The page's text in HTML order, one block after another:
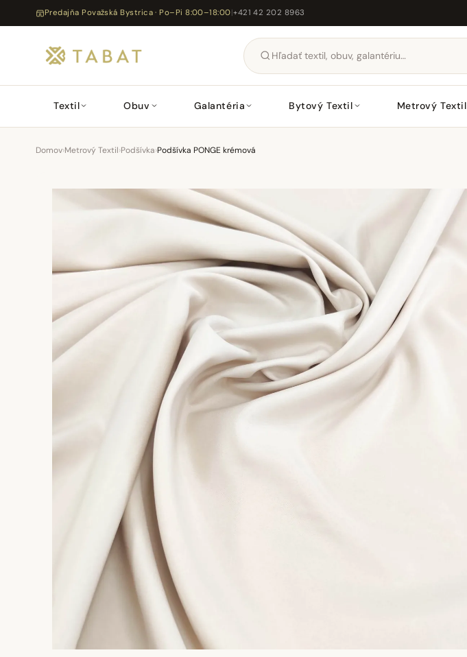
Predajňa Považská Bystrica · Po–Pi 8:00–18:00|+421 42 202 8963
Textil Obuv Galantéria Bytový Textil Metrový Textil
Domov›Metrový Textil›Podšívka›Podšívka PONGE krémová